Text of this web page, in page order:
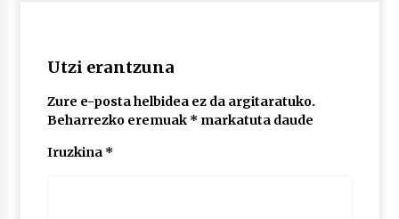
Utzi erantzuna
Zure e-posta helbidea ez da argitaratuko.
Beharrezko eremuak * markatuta daude
Iruzkina *